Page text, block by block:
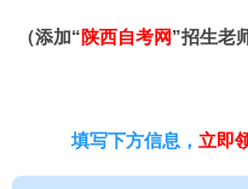
（添加“陕西自考网”招生老
填写下方信息， 立即